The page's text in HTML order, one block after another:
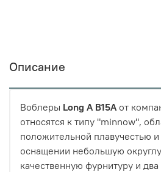
Описание
Воблеры Long A B15A от
относятся к типу "minnow",
положительной плавучестью
оснащении небольшую
качественную фурнитуру и